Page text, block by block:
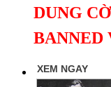
DUNG
BANNED